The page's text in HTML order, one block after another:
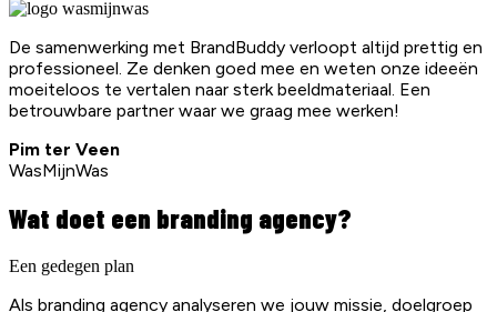
De samenwerking met BrandBuddy verloopt altijd prettig en
professioneel. Ze denken goed mee en weten onze ideeën
moeiteloos te vertalen naar sterk beeldmateriaal. Een
betrouwbare partner waar we graag mee werken!
Pim ter Veen
WasMijnWas
Wat doet een branding agency?
Een gedegen plan
Als branding agency analyseren we jouw missie, doelgroep